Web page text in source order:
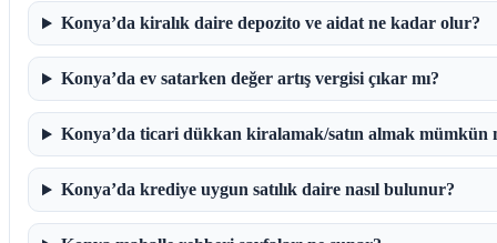
Konya’da kiralık daire depozito ve aidat ne kadar olur?
Konya’da ev satarken değer artış vergisi çıkar mı?
Konya’da ticari dükkan kiralamak/satın almak mümkün
Konya’da krediye uygun satılık daire nasıl bulunur?